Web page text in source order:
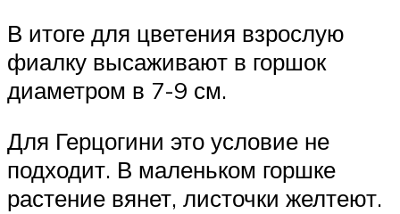
В итоге для цветения взрослую
фиалку высаживают в горшок
диаметром в 7-9 см.
Для Герцогини это условие не
подходит. В маленьком горшке
растение вянет, листочки желтеют.